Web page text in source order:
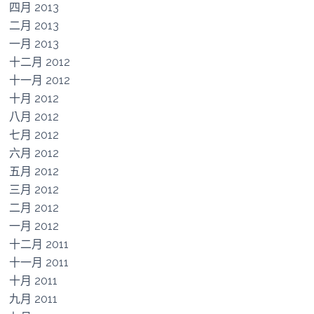
四月 2013
二月 2013
一月 2013
十二月 2012
十一月 2012
十月 2012
八月 2012
七月 2012
六月 2012
五月 2012
三月 2012
二月 2012
一月 2012
十二月 2011
十一月 2011
十月 2011
九月 2011